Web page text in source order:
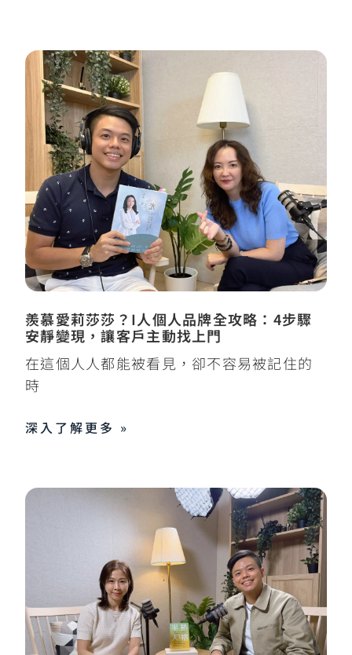
羨慕愛莉莎莎？I人個人品牌全攻略：4步驟
安靜變現，讓客戶主動找上門
在這個人人都能被看見，卻不容易被記住的
時
深入了解更多 »